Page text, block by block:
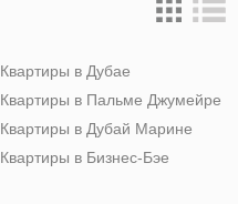
Квартиры в Дубае
Квартиры в Пальме Джумейре
Квартиры в Дубай Марине
Квартиры в Бизнес-Бэе